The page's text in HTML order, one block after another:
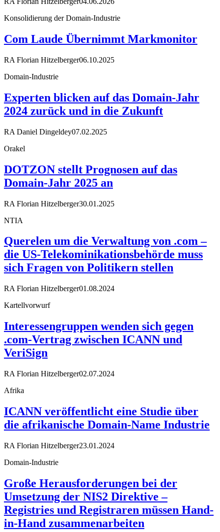
Konsolidierung der Domain-Industrie
Com Laude Übernimmt Markmonitor
RA Florian Hitzelberger06.10.2025
Domain-Industrie
Experten blicken auf das Domain-Jahr
2024 zurück und in die Zukunft
RA Daniel Dingeldey07.02.2025
Orakel
DOTZON stellt Prognosen auf das
Domain-Jahr 2025 an
RA Florian Hitzelberger30.01.2025
NTIA
Querelen um die Verwaltung von .com –
die US-Telekominikationsbehörde muss
sich Fragen von Politikern stellen
RA Florian Hitzelberger01.08.2024
Kartellvorwurf
Interessengruppen wenden sich gegen
.com-Vertrag zwischen ICANN und
VeriSign
RA Florian Hitzelberger02.07.2024
Afrika
ICANN veröffentlicht eine Studie über
die afrikanische Domain-Name Industrie
RA Florian Hitzelberger23.01.2024
Domain-Industrie
Große Herausforderungen bei der
Umsetzung der NIS2 Direktive –
Registries und Registraren müssen Hand-
in-Hand zusammenarbeiten